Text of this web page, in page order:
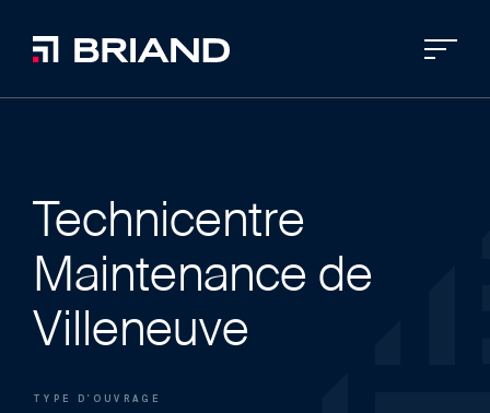
Technicentre
Maintenance de
Villeneuve
TYPE D'OUVRAGE